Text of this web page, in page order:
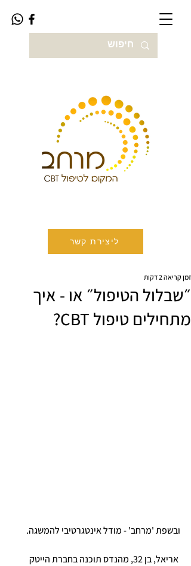
ליצירת קשר
״שבלול הטיפול״ או - איך
מתחילים טיפול CBT?
זמן קריאה 2 דקות
ובשפת 'מרחב' - מודל אינטגרטיבי להמשגה.
אריאל, בן 32, מהנדס תוכנה בחברת הייטק